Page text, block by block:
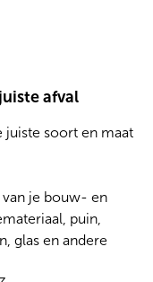
afval
juiste soort en maat
van je bouw- en
puin,
glas en andere